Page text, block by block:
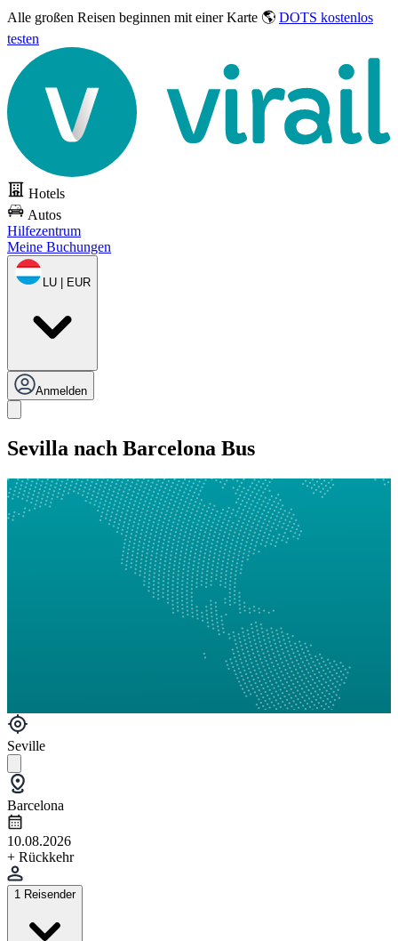
Alle großen Reisen beginnen mit einer Karte 🌎 DOTS kostenlos
testen
Hotels
Autos
Hilfezentrum
Meine Buchungen
LU | EUR
Anmelden
Sevilla nach Barcelona Bus
Seville
Barcelona
10.08.2026
+ Rückkehr
1 Reisender